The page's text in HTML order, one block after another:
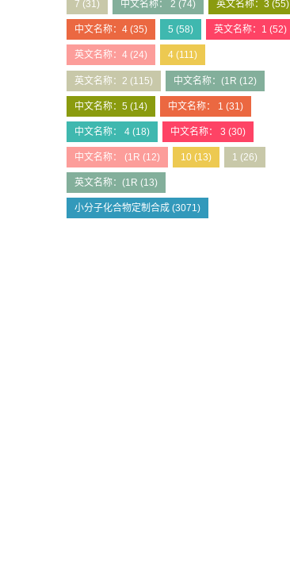
7 (31) 中文名称： 2 (74) 英文名称：3 (55)
中文名称：4 (35) 5 (58) 英文名称：1 (52)
英文名称：4 (24) 4 (111)
英文名称：2 (115) 中文名称：(1R (12)
中文名称：5 (14) 中文名称： 1 (31)
中文名称： 4 (18) 中文名称： 3 (30)
中文名称： (1R (12) 10 (13) 1 (26)
英文名称：(1R (13)
小分子化合物定制合成 (3071)